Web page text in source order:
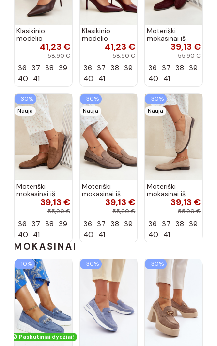
Klasikinio
modelio
aukštakulniai
šokolado
spalvos Nesha
41,23 €
58,90 €
36 37 38 39
40 41
Klasikinio
modelio
aukštakulniai
bordo spalvos
Nesha
41,23 €
58,90 €
36 37 38 39
40 41
Moteriški
mokasinai iš
dirbtinės
zomšos, bordo
39,13 €
55,90 €
36 37 38 39
40 41
−30%
Nauja
Moteriški
mokasinai iš
dirbtinės
zomšos, rudos
39,13 €
55,90 €
36 37 38 39
40 41
−30%
Nauja
Moteriški
mokasinai iš
dirbtinės
zomšos, molio
39,13 €
55,90 €
36 37 38 39
40 41
−30%
Nauja
Moteriški
mokasinai iš
dirbtinės
zomšos, smėlio
39,13 €
55,90 €
36 37 38 39
40 41
MOKASINAI
−10%
Paskutiniai dydžiai!
−30% −30%